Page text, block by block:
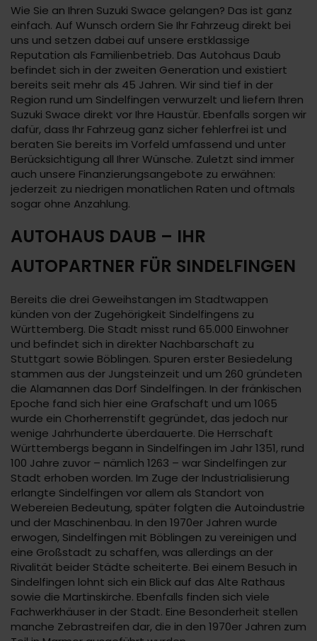
Wie Sie an Ihren Suzuki Swace gelangen? Das ist ganz
einfach. Auf Wunsch ordern Sie Ihr Fahrzeug direkt bei
uns und setzen dabei auf unsere erstklassige
Reputation als Familienbetrieb. Das Autohaus Daub
befindet sich in der zweiten Generation und existiert
bereits seit mehr als 45 Jahren. Wir sind tief in der
Region rund um Sindelfingen verwurzelt und liefern Ihren
Suzuki Swace direkt vor Ihre Haustür. Ebenfalls sorgen wir
dafür, dass Ihr Fahrzeug ganz sicher fehlerfrei ist und
beraten Sie bereits im Vorfeld umfassend und unter
Berücksichtigung all Ihrer Wünsche. Zuletzt sind immer
auch unsere Finanzierungsangebote zu erwähnen:
jederzeit zu niedrigen monatlichen Raten und oftmals
sogar ohne Anzahlung.
AUTOHAUS DAUB – IHR
AUTOPARTNER FÜR SINDELFINGEN
Bereits die drei Geweihstangen im Stadtwappen
künden von der Zugehörigkeit Sindelfingens zu
Württemberg. Die Stadt misst rund 65.000 Einwohner
und befindet sich in direkter Nachbarschaft zu
Stuttgart sowie Böblingen. Spuren erster Besiedelung
stammen aus der Jungsteinzeit und um 260 gründeten
die Alamannen das Dorf Sindelfingen. In der fränkischen
Epoche fand sich hier eine Grafschaft und um 1065
wurde ein Chorherrenstift gegründet, das jedoch nur
wenige Jahrhunderte überdauerte. Die Herrschaft
Württembergs begann in Sindelfingen im Jahr 1351, rund
100 Jahre zuvor – nämlich 1263 – war Sindelfingen zur
Stadt erhoben worden. Im Zuge der Industrialisierung
erlangte Sindelfingen vor allem als Standort von
Webereien Bedeutung, später folgten die Autoindustrie
und der Maschinenbau. In den 1970er Jahren wurde
erwogen, Sindelfingen mit Böblingen zu vereinigen und
eine Großstadt zu schaffen, was allerdings an der
Rivalität beider Städte scheiterte. Bei einem Besuch in
Sindelfingen lohnt sich ein Blick auf das Alte Rathaus
sowie die Martinskirche. Ebenfalls finden sich viele
Fachwerkhäuser in der Stadt. Eine Besonderheit stellen
manche Zebrastreifen dar, die in den 1970er Jahren zum